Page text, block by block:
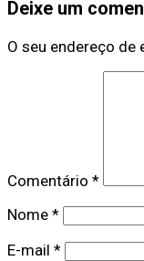
Deixe um
O seu endereço de
Comentário *
Nome *
E-mail *